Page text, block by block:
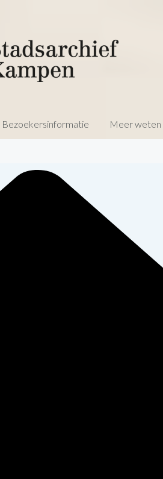
Bezoekersinformatie Meer weten